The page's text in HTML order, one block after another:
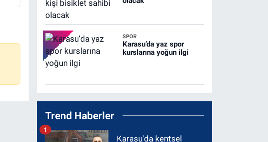
SPOR
Karasu’da yaz spor
kurslarına yoğun ilgi
Trend Haberler
Karasu'da kentsel
1